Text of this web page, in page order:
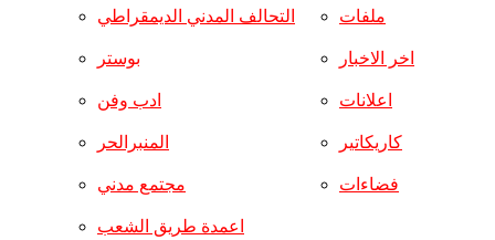
التحالف المدني الديمقراطي
بوستر
ادب وفن
المنبرالحر
مجتمع مدني
ملفات
اخر الاخبار
اعلانات
كاريكاتير
فضاءات
اعمدة طريق الشعب